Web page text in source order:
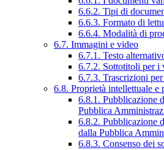
6.6.2. Tipi di
6.6.3. Formato di
6.6.4. Modalità di
6.7. Immagini e video
6.7.1. Testo
6.7.2. Sottotitoli per i
6.7.3. Trascrizioni
6.8. Proprietà intellettuale e
6.8.1. Pubblicazione
Pubblica
6.8.2. Pubblicazione
dalla Pubblica
6.8.3. Consenso dei